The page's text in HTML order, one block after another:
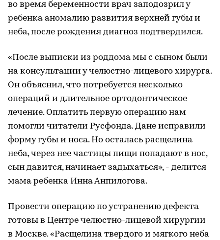
во время беременности врач заподозрил у
ребенка аномалию развития верхней губы и
неба, после рождения диагноз подтвердился.
«После выписки из роддома мы с сыном были
на консультации у челюстно-лицевого хирурга.
Он объяснил, что потребуется несколько
операций и длительное ортодонтическое
лечение. Оплатить первую операцию нам
помогли читатели Русфонда. Дане исправили
форму губы и носа. Но осталась расщелина
неба, через нее частицы пищи попадают в нос,
сын давится, начинает задыхаться», - делится
мама ребенка Инна Анпилогова.
Провести операцию по устранению дефекта
готовы в Центре челюстно-лицевой хирургии
в Москве. «Расщелина твердого и мягкого неба